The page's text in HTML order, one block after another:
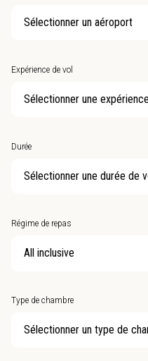
Sélectionner un aéroport
Expérience de vol
Sélectionner une
Durée
Sélectionner une durée de
Régime de repas
Type de chambre
Sélectionner un type de